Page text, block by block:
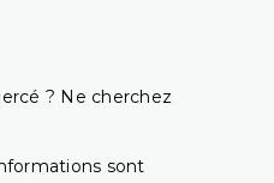
? Ne cherchez
sont